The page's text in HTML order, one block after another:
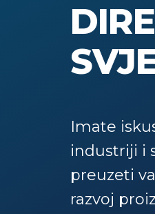
Imate
industriji i
preuzeti
razvoj